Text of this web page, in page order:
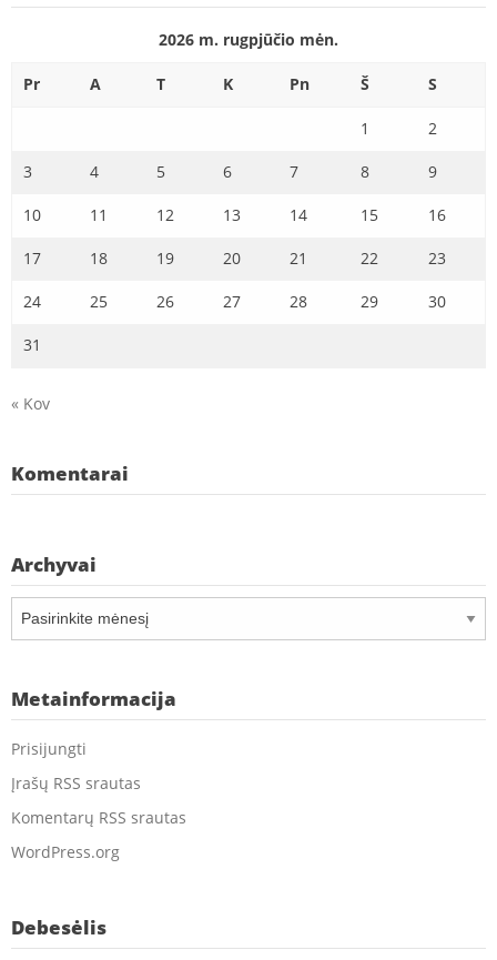
2026 m. rugpjūčio mėn.
Pr A T K Pn Š S
1 2
3 4 5 6 7 8 9
10 11 12 13 14 15 16
17 18 19 20 21 22 23
24 25 26 27 28 29 30
31
« Kov
Komentarai
Archyvai
Archyvai
Metainformacija
Prisijungti
Įrašų RSS srautas
Komentarų RSS srautas
WordPress.org
Debesėlis